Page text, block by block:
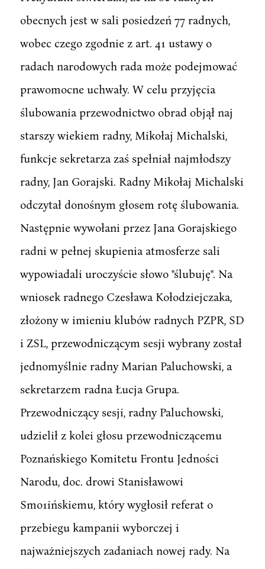
obecnych jest w sali posiedzeń 77 radnych,
wobec czego zgodnie z art. 41 ustawy o
radach narodowych rada może podejmować
prawomocne uchwały. W celu przyjęcia
ślubowania przewodnictwo obrad objął naj
starszy wiekiem radny, Mikołaj Michalski,
funkcje sekretarza zaś spełniał najmłodszy
radny, Jan Gorajski. Radny Mikołaj Michalski
odczytał donośnym głosem rotę ślubowania.
Następnie wywołani przez Jana Gorajskiego
radni w pełnej skupienia atmosferze sali
wypowiadali uroczyście słowo "ślubuję". Na
wniosek radnego Czesława Kołodziejczaka,
złożony w imieniu klubów radnych PZPR, SD
i ZSL, przewodniczącym sesji wybrany został
jednomyślnie radny Marian Paluchowski, a
sekretarzem radna Łucja Grupa.
Przewodniczący sesji, radny Paluchowski,
udzielił z kolei głosu przewodniczącemu
Poznańskiego Komitetu Frontu Jedności
Narodu, doc. drowi Stanisławowi
Smo1ińskiemu, który wygłosił referat o
przebiegu kampanii wyborczej i
najważniejszych zadaniach nowej rady. Na